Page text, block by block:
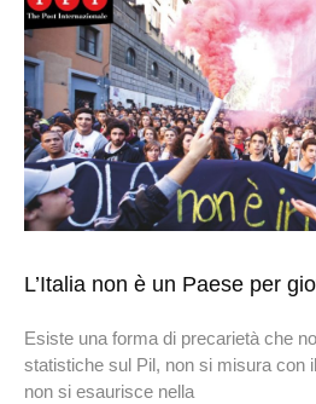
L’Italia non è un Paese per
Esiste una forma di precarietà che
statistiche sul Pil, non si misura con
non si esaurisce nella